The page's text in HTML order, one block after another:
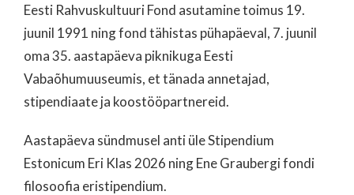
Eesti Rahvuskultuuri Fond asutamine toimus 19.
juunil 1991 ning fond tähistas pühapäeval, 7. juunil
oma 35. aastapäeva piknikuga Eesti
Vabaõhumuuseumis, et tänada annetajad,
stipendiaate ja koostööpartnereid.
Aastapäeva sündmusel anti üle Stipendium
Estonicum Eri Klas 2026 ning Ene Graubergi fondi
filosoofia eristipendium.